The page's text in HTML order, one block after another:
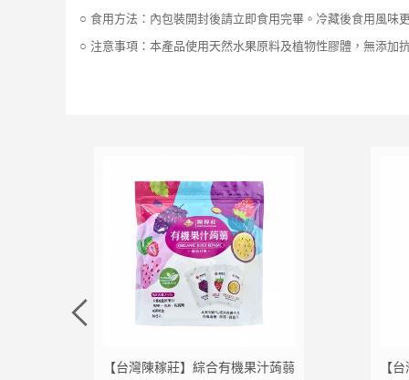
○ 食用方法：內包裝開封後請立即食用完畢。冷藏後食用風味
○ 注意事項：本產品使用天然水果原料及植物性膠體，無添加
【台灣陳稼莊】綜合有機果汁蒟蒻
【
加入追蹤清單加入購物車